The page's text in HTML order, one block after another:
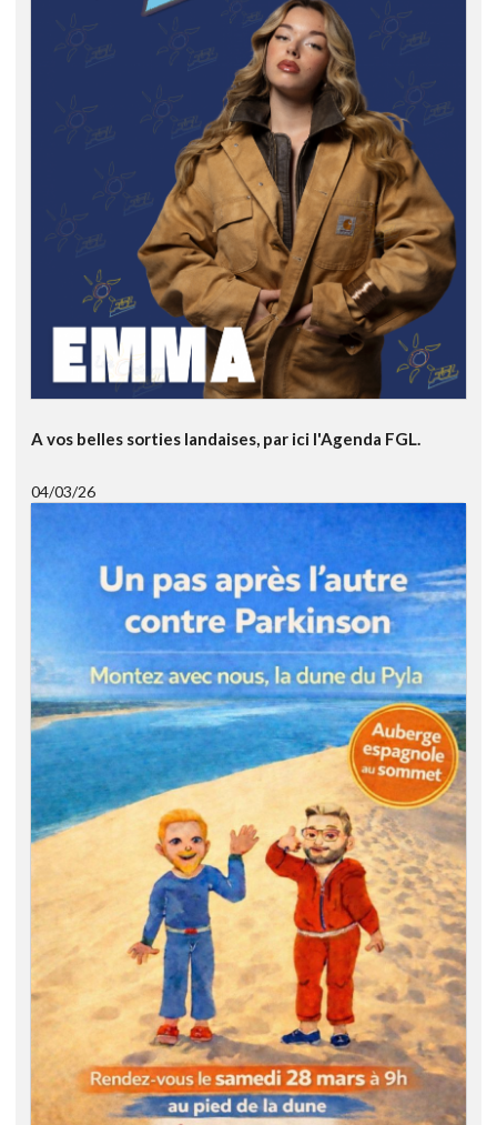
A vos belles sorties landaises, par ici l'Agenda FGL.
04/03/26